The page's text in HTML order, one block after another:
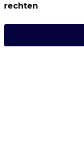
rechten